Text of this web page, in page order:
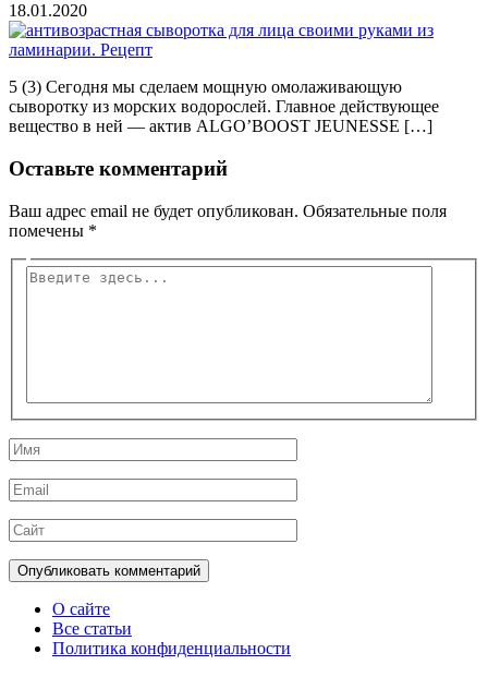
18.01.2020
5 (3) Сегодня мы сделаем мощную омолаживающую
сыворотку из морских водорослей. Главное действующее
вещество в ней — актив ALGO’BOOST JEUNESSE […]
Оставьте комментарий
Ваш адрес email не будет опубликован. Обязательные поля
помечены *
Введите
Имя
Email
Сайт
О сайте
Все статьи
Политика конфиденциальности